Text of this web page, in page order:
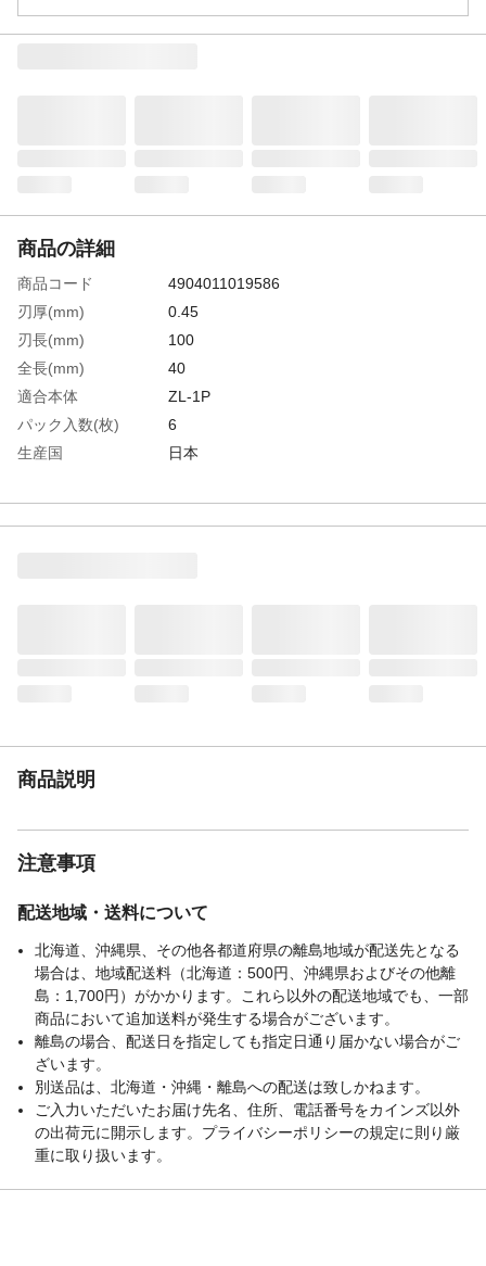
商品の詳細
商品コード
4904011019586
刃厚(mm)
0.45
刃長(mm)
100
全長(mm)
40
適合本体
ZL-1P
パック入数(枚)
6
生産国
日本
材質1
合金工具鋼
商品説明
注意事項
配送地域・送料について
北海道、沖縄県、その他各都道府県の離島地域が配送先となる
場合は、地域配送料（北海道：500円、沖縄県およびその他離
島：1,700円）がかかります。これら以外の配送地域でも、一部
商品において追加送料が発生する場合がございます。
離島の場合、配送日を指定しても指定日通り届かない場合がご
ざいます。
別送品は、北海道・沖縄・離島への配送は致しかねます。
ご入力いただいたお届け先名、住所、電話番号をカインズ以外
の出荷元に開示します。プライバシーポリシーの規定に則り厳
重に取り扱います。